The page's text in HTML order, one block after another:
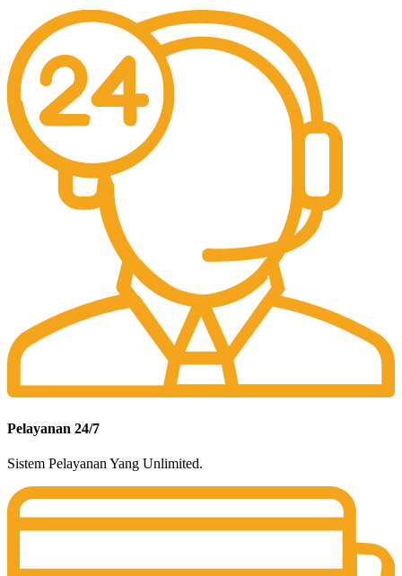
Pelayanan 24/7
Sistem Pelayanan Yang Unlimited.